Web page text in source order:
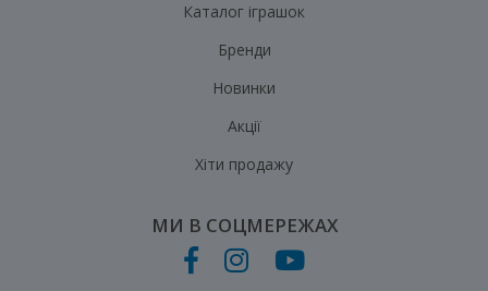
Каталог іграшок
Бренди
Новинки
Акції
Хіти продажу
МИ В СОЦМЕРЕЖАХ